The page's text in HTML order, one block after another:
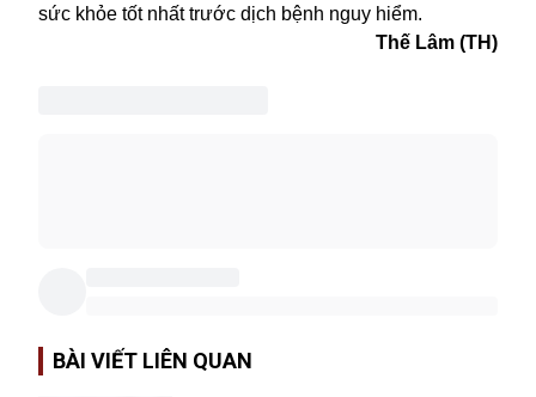
sức khỏe tốt nhất trước dịch bệnh nguy hiểm.
Thế Lâm (TH)
BÀI VIẾT LIÊN QUAN